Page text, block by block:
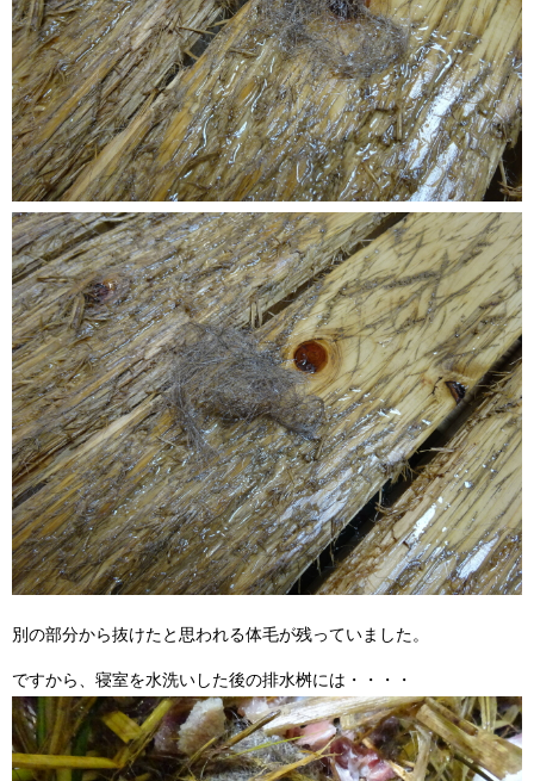
別の部分から抜けたと思われる体毛が残っていました。
ですから、寝室を水洗いした後の排水桝には・・・・